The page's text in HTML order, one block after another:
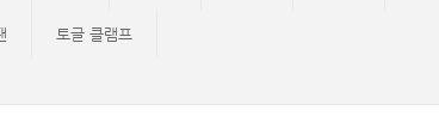
토글 클램프